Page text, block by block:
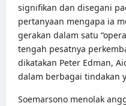
signifikan dan disegani
pertanyaan mengapa ia
gerakan dalam satu
tengah pesatnya
dikatakan Peter Edman,
dalam berbagai tindakan
Soemarsono menolak